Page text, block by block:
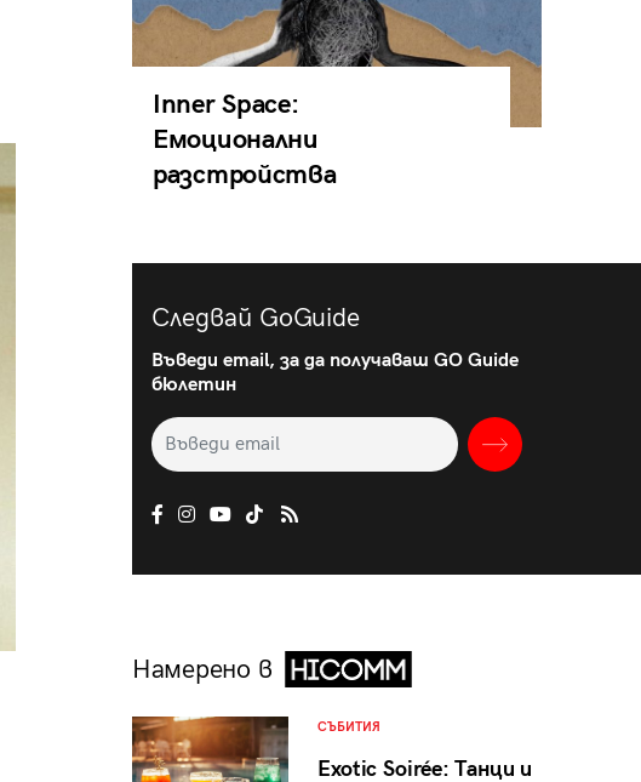
Inner Space:
Емоционални
разстройства
Следвай GoGuide
Въведи email, за да получаваш GO Guide
бюлетин
Намерено в
СЪБИТИЯ
Exotic Soirée: Танци и